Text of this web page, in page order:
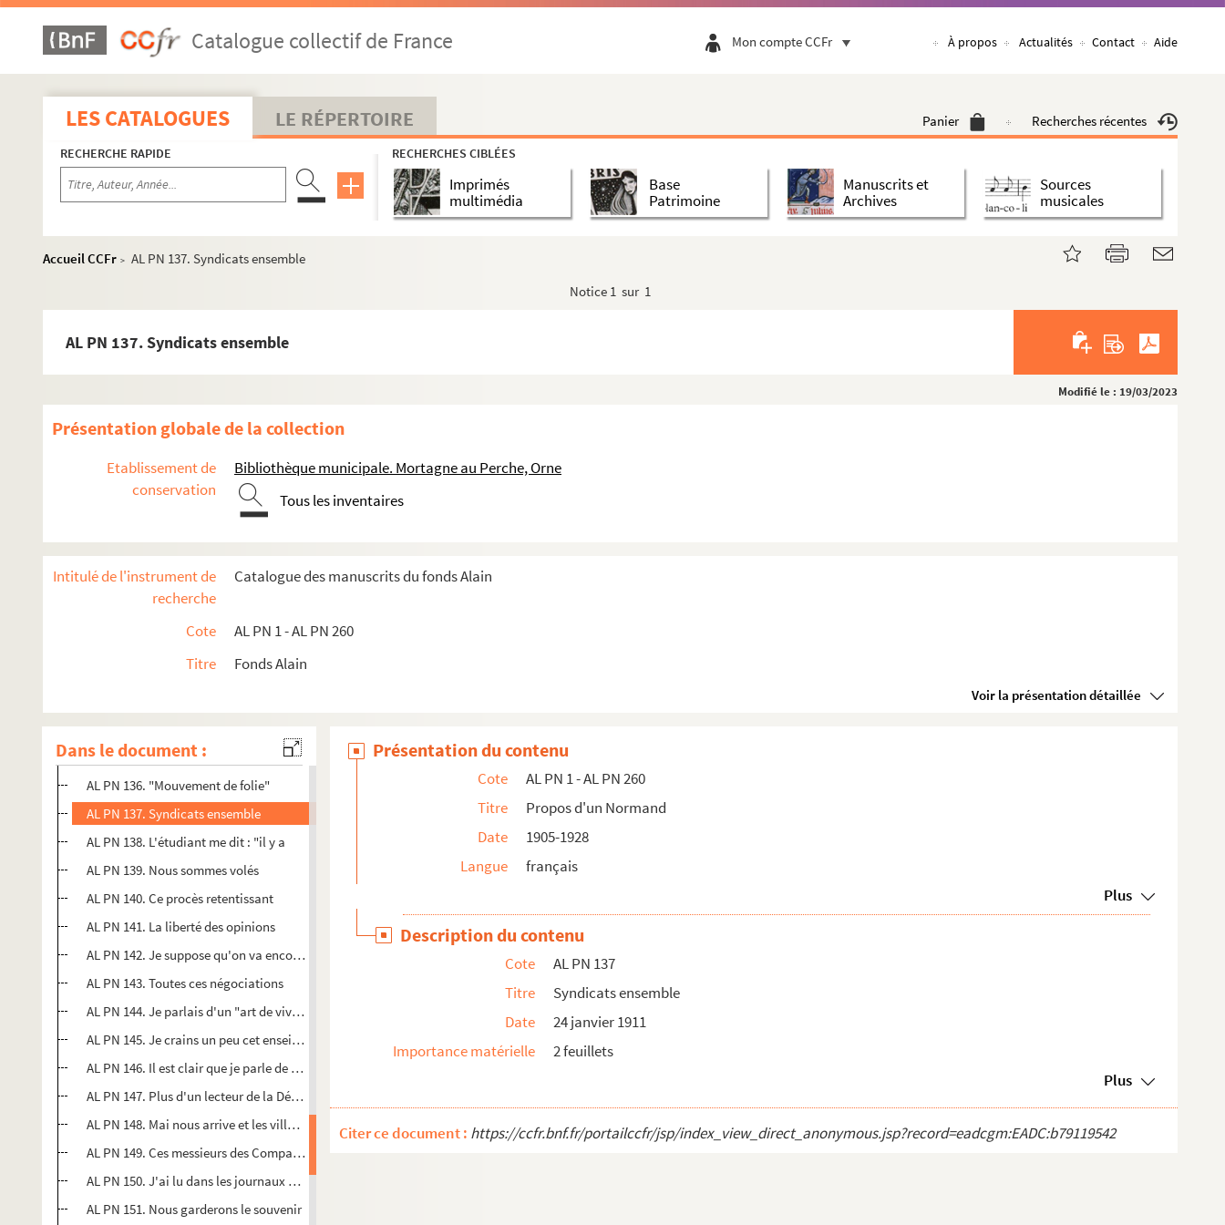
Catalogue collectif de France Mon compte CCFr À propos Actualités Contact Aide
LES CATALOGUES LE RÉPERTOIRE Panier Recherches récentes
RECHERCHE RAPIDE RECHERCHES CIBLÉES
Imprimés
multimédia
Base
Patrimoine
Manuscrits et
Archives
Sources
musicales
Accueil CCFr > AL PN 137. Syndicats ensemble
Notice 1 sur 1
AL PN 137. Syndicats ensemble
Modifié le : 19/03/2023
Présentation globale de la collection
Etablissement de
conservation
Bibliothèque municipale. Mortagne au Perche, Orne
Tous les inventaires
Intitulé de l'instrument de
recherche
Catalogue des manuscrits du fonds Alain
Cote
AL PN 1 - AL PN 260
Titre
Fonds Alain
Voir la présentation détaillée
Dans le document :
AL PN 109. Le R. P. Philéas, qu'il soit loin ou près, ne manque
AL PN 110. Le R. P. n'a pas trouvé le succès
AL PN 111. Je plains un roi en voyage
AL PN 112. Comme je réfléchissais sur les
AL PN 113. Si les anciens avaient eu des locomotives
AL PN 114. L'Ami Jacques m'a dit
AL PN 115. Je m'amuse à voir
AL PN 116. Les Compagnies disent qu'une grève des cheminots (INEDIT ?)
AL PN 120. "Scapin : Seigneur Géronte l'envoyé des cheminot"
AL PN 123. L'Homme sérieux dit au Cheminot
AL PN 125. Sous les nuages jaunes et échevelés
AL PN 126. Je revois une toute petite ville, au fonds de la Bretagne
AL PN 128. "Contribuables, méditez !"
AL PN 129. La solidarité, c'est une Nécessité
AL PN 132. On se tire quelque fois d'affaire
AL PN 134. Au sujet de l'Esperanto
AL PN 135. Quand on dit qu'un homme
AL PN 136. "Mouvement de folie"
AL PN 137. Syndicats ensemble
AL PN 138. L'étudiant me dit : "il y a
AL PN 139. Nous sommes volés
AL PN 140. Ce procès retentissant
AL PN 141. La liberté des opinions
AL PN 142. Je suppose qu'on va encore traduire un mécanicien
AL PN 143. Toutes ces négociations
AL PN 144. Je parlais d'un "art de vivre"
AL PN 145. Je crains un peu cet enseignement
AL PN 146. Il est clair que je parle de l'Esperanto
AL PN 147. Plus d'un lecteur de la Dépêche a sans doute réfléchi
AL PN 148. Mai nous arrive et les villages
AL PN 149. Ces messieurs des Compagnies s'amusent de nous
AL PN 150. J'ai lu dans les journaux qu'un
AL PN 151. Nous garderons le souvenir
Présentation du contenu
Cote
AL PN 1 - AL PN 260
Titre
Propos d'un Normand
Date
1905-1928
Langue
français
Plus
Description du contenu
Cote
AL PN 137
Titre
Syndicats ensemble
Date
24 janvier 1911
Importance matérielle
2 feuillets
Plus
Citer ce document : https://ccfr.bnf.fr/portailccfr/jsp/index_view_direct_anonymous.jsp?record=eadcgm:EADC:b79119542